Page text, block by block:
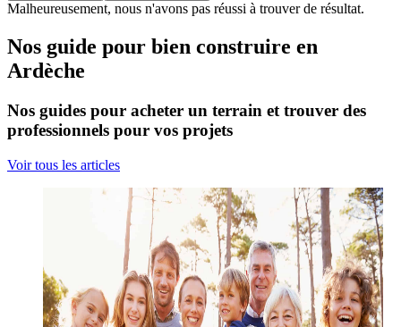
Malheureusement, nous n'avons pas réussi à trouver de résultat.
Nos guide pour bien construire en
Ardèche
Nos guides pour acheter un terrain et trouver des
professionnels pour vos projets
Voir tous les articles